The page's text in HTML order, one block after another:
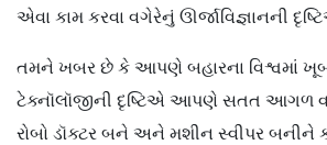
એવા કામ કરવા વગેરેનું ઊર્જાવિજ્ઞાનની
તમને ખબર છે કે આપણે બહારના વિશ્વમાં
ટેક્નૉલૉજીની દૃષ્ટિએ આપણે સતત આગળ
રોબો ડૉક્ટર બને અને મશીન સ્વીપર બનીને